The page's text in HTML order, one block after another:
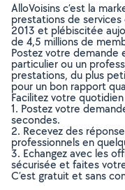
AlloVoisins c’est la
prestations de
2013 et plébiscitée
de 4,5 millions de
Postez votre demande
particulier ou un
prestations, du plus
pour un bon rapport
Facilitez votre
1. Postez votre
secondes.
2. Recevez des
professionnels en
3. Echangez avec les
sécurisée et faites
C’est gratuit et sans